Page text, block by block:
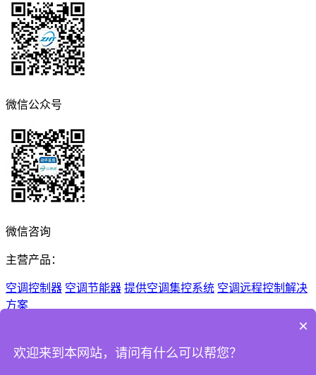
微信公众号
微信咨询
主营产品：
空调控制器 空调节能器 提供空调集控系统 空调远程控制解决
方案
Reserved
×
欢迎来到本网站，请问有什么可以帮您？